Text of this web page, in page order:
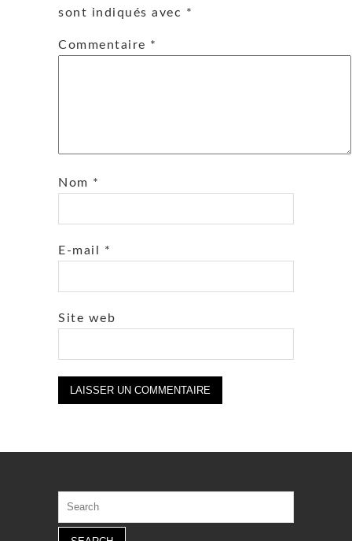
sont indiqués avec *
Commentaire *
Nom *
E-mail *
Site web
for: